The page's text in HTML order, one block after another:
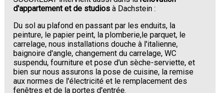
d'appartement et de studios à Dachstein :
Du sol au plafond en passant par les enduits, la
peinture, le papier peint, la plomberie,le parquet, le
carrelage, nous installations douche à l'italienne,
baignoire d'angle, changement du carrelage, WC
suspendu, fourniture et pose d'un sèche-serviette, et
bien sur nous assurons la pose de cuisine, la remise
aux normes de l'électricité et le remplacement des
fenêtres et de la portes d'entrée.